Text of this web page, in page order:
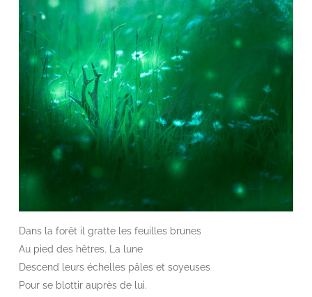
Dans la forêt il gratte les feuilles brunes
Au pied des hêtres. La lune
Descend leurs échelles pâles et soyeuses
Pour se blottir auprès de lui.